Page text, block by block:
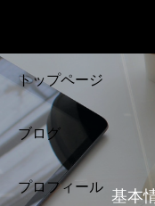
トップページ
ブログ
プロフィール 基本